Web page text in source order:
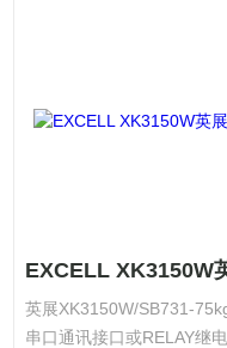
英展XK3150W/SB731-
串口通讯接口或RELAY继